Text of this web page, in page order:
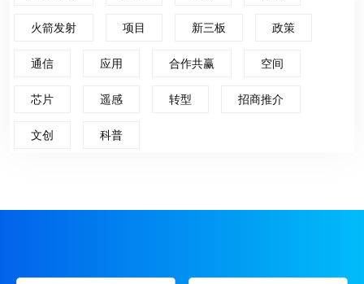
火箭发射 项目 新三板 政策
通信 应用 合作共赢 空间
芯片 遥感 转型 招商推介
文创 科普